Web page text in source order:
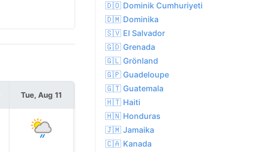
Tue, Aug 11 Wed, Aug 12
🇩🇴 Dominik Cumhuriyeti
🇩🇲 Dominika
🇸🇻 El Salvador
🇬🇩 Grenada
🇬🇱 Grönland
🇬🇵 Guadeloupe
🇬🇹 Guatemala
🇭🇹 Haiti
🇭🇳 Honduras
🇯🇲 Jamaika
🇨🇦 Kanada